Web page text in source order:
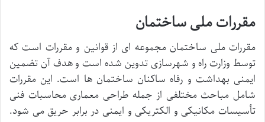
مقررات ملی ساختمان
مقررات ملی ساختمان مجموعه ای از قوانین و مقررات است که
توسط وزارت راه و شهرسازی تدوین شده است و هدف آن تضمین
ایمنی بهداشت و رفاه ساکنان ساختمان ها است. این مقررات
شامل مباحث مختلفی از جمله طراحی معماری محاسبات فنی
تأسیسات مکانیکی و الکتریکی و ایمنی در برابر حریق می شود.